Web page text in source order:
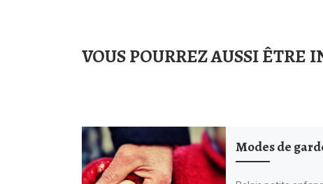
VOUS POURREZ AUSSI ÊTRE
Modes de